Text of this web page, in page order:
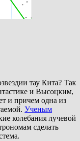
тау Кита? Так
и Высоцким,
и причем одна из
Ученым
колебания лучевой
сделать